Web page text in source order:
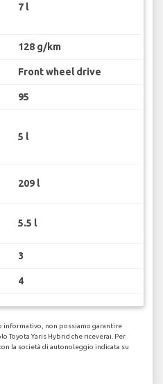
7 l
128 g/km
Front wheel drive
95
5 l
209 l
5.5 l
3
4
informativo, non possiamo garantire
Toyota Yaris Hybrid che riceverai. Per
la società di autonoleggio indicata su